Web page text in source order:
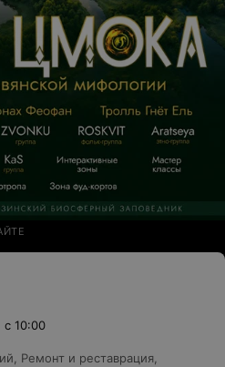
с 10:00
, Ремонт и реставрация,